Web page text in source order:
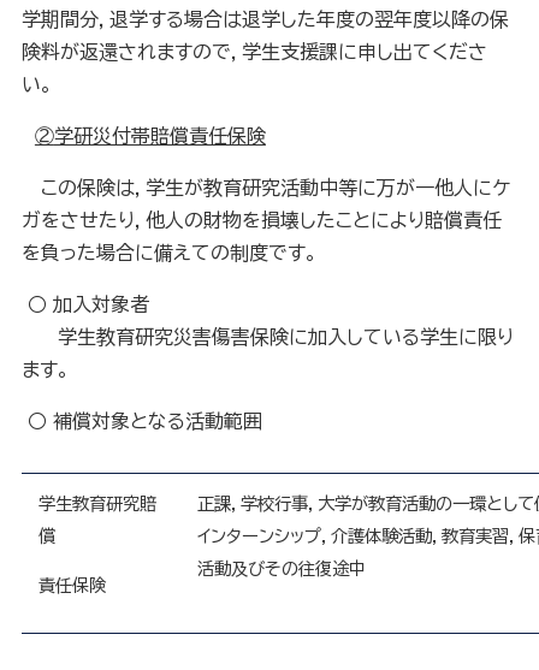
学期間分，退学する場合は退学した年度の翌年度以降の保
険料が返還されますので，学生支援課に申し出てくださ
い。
②学研災付帯賠償責任保険
この保険は，学生が教育研究活動中等に万が一他人にケ
ガをさせたり，他人の財物を損壊したことにより賠償責任
を負った場合に備えての制度です。
○ 加入対象者
学生教育研究災害傷害保険に加入している学生に限り
ます。
○ 補償対象となる活動範囲
学生教育研究賠
償
責任保険
正課，学校行事，大学が教育活動の一環とし
インターンシップ，介護体験活動，教育実習，
活動及びその往復途中